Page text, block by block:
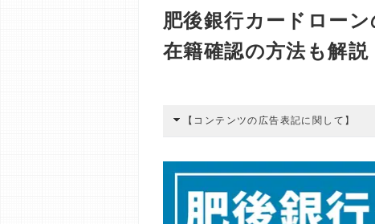
肥後銀行カードロー
在籍確認の方法も解説
【コンテンツの広告表記に関して】
>提携企業一覧